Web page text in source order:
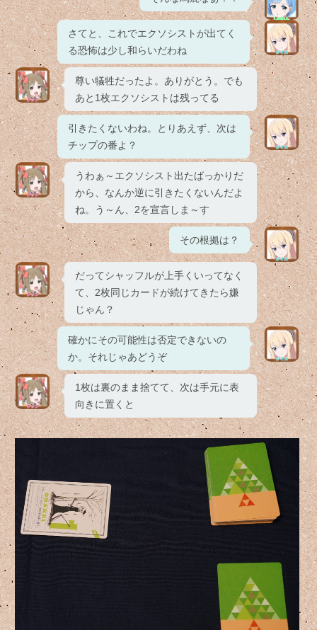
さてと、これでエクソシストが出てく
る恐怖は少し和らいだわね
尊い犠牲だったよ。ありがとう。でも
あと1枚エクソシストは残ってる
引きたくないわね。とりあえず、次は
チップの番よ？
うわぁ～エクソシスト出たばっかりだ
から、なんか逆に引きたくないんだよ
ね。う～ん、2を宣言しま～す
その根拠は？
だってシャッフルが上手くいってなく
て、2枚同じカードが続けてきたら嫌
じゃん？
確かにその可能性は否定できないの
か。それじゃあどうぞ
1枚は裏のまま捨てて、次は手元に表
向きに置くと